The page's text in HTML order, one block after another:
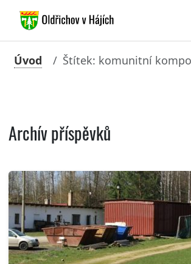
Úvod Štítek: komunitní
Archív příspěvků